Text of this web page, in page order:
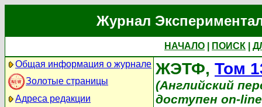
Журнал
НАЧАЛО ПОИСК
Общая информация о журнале
Золотые страницы
Адреса редакции
ЖЭТФ, Том
(Английский
доступен on-